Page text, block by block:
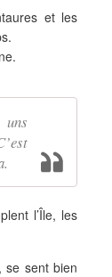
et les
l’Île, les
se sent bien